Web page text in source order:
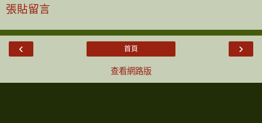
張貼留言
‹ ›
首頁
查看網路版